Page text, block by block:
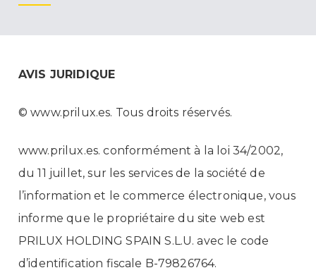
AVIS JURIDIQUE
© www.prilux.es. Tous droits réservés.
www.prilux.es. conformément à la loi 34/2002,
du 11 juillet, sur les services de la société de
l’information et le commerce électronique, vous
informe que le propriétaire du site web est
PRILUX HOLDING SPAIN S.L.U. avec le code
d’identification fiscale B-79826764.